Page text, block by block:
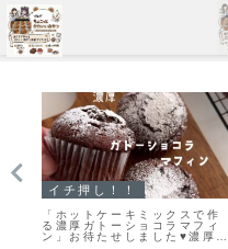
だ♪」カ
も美味
した！
スコーン
「基本のスコーン」生
ムを使ったさっくりふ
なスコーンレシピだよ
メニュー